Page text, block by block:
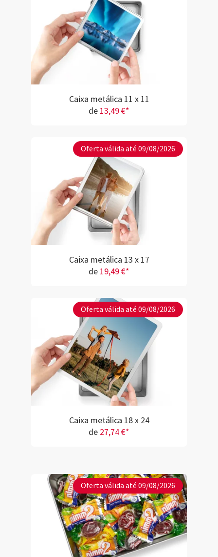
Caixa metálica 11 x 11
de 13,49 €*
Oferta válida até 09/08/2026
Caixa metálica 13 x 17
de 19,49 €*
Oferta válida até 09/08/2026
Caixa metálica 18 x 24
de 27,74 €*
Oferta válida até 09/08/2026